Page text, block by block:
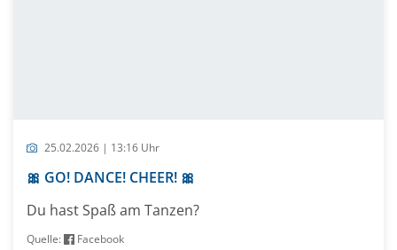
25.02.2026 | 13:16 Uhr
🎀 GO! DANCE! CHEER! 🎀
Du hast Spaß am Tanzen?
Quelle: Facebook